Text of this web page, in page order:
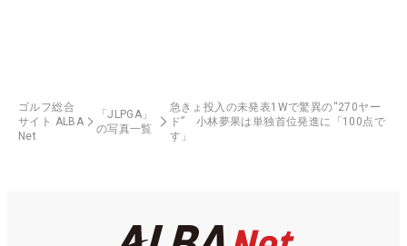
ゴルフ総合
サイト ALBA
Net
「JLPGA」
の写真一覧
急きょ投入の未発表1Wで驚異の“270ヤー
ド” 小林夢果は単独首位発進に「100点で
す」